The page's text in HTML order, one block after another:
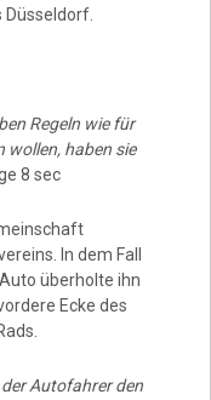
Regeln wie für
wollen, haben sie
8 sec
In dem Fall
überholte ihn
Ecke des
Autofahrer den